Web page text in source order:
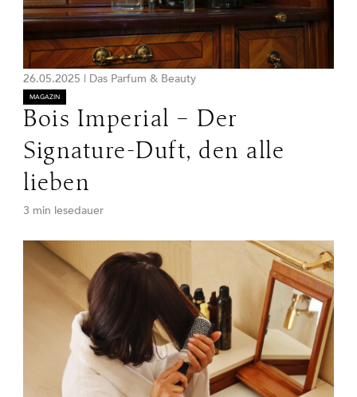
26.05.2025 | Das Parfum & Beauty
MAGAZIN
Bois Imperial – Der
Signature-Duft, den alle
lieben
3 min lesedauer